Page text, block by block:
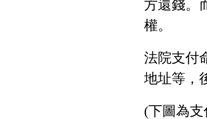
方還錢。
權。
法院支付
地址等，
(下圖為